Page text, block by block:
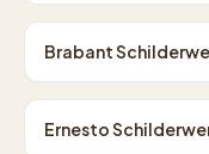
Brabant
Ernesto